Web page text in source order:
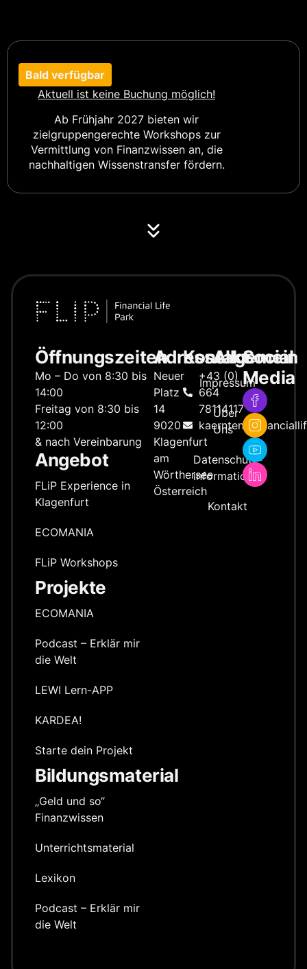
Bald verfügbar
Aktuell ist keine Buchung möglich!
Ab Frühjahr 2027 bieten wir
zielgruppengerechte Workshops zur
Vermittlung von Finanzwissen an, die
nachhaltigen Wissenstransfer fördern.
Öffnungszeiten
Mo – Do von 8:30 bis
14:00
Freitag von 8:30 bis
12:00
& nach Vereinbarung
Angebot
FLiP Experience in
Klagenfurt
ECOMANIA
FLiP Workshops
Projekte
ECOMANIA
Podcast – Erklär mir
die Welt
LEWI Lern-APP
KARDEA!
Starte dein Projekt
Bildungsmaterial
„Geld und so“
Finanzwissen
Unterrichts­material
Lexikon
Podcast – Erklär mir
die Welt
Adresse
Neuer
Platz
14
9020
Klagenfurt
am
Wörthersee
Österreich
Kontakt
+43 (0)
664
78114117
Allgemein
Impressum
Über
Uns
Datenschutz­
information
Kontakt
Social
Media